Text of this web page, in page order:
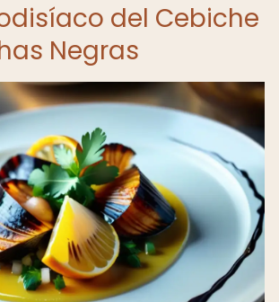
del Cebiche
Negras